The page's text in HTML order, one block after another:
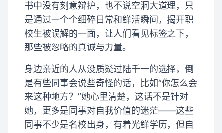
书中没有刻意辩护，也不说空洞大道理，只
是通过一个个细碎日常和鲜活瞬间，揭开职
校生被误解的一面，让人们看见标签之下，
那些被忽略的真诚与力量。
身边亲近的人从没质疑过陆千一的选择，倒
是有些同事会说些奇怪的话，比如“你怎么会
来这种地方？”她心里清楚，这话不是针对
她，更多是同事对自我价值的迷茫——这些
同事不少是名校出身，有着光鲜学历，但自